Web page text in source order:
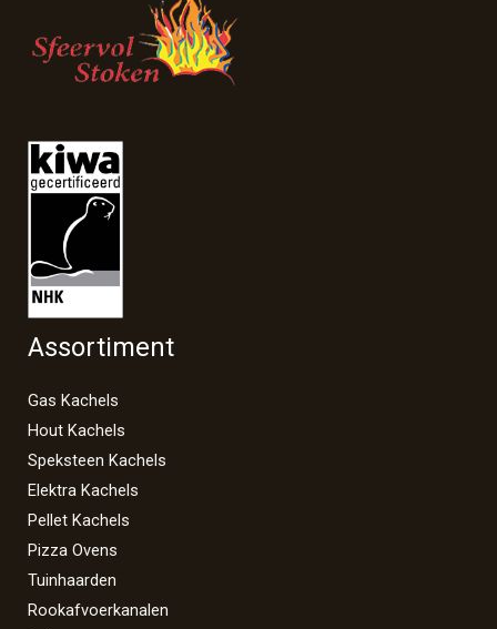
Assortiment
Gas Kachels
Hout Kachels
Speksteen Kachels
Elektra Kachels
Pellet Kachels
Pizza Ovens
Tuinhaarden
Rookafvoerkanalen